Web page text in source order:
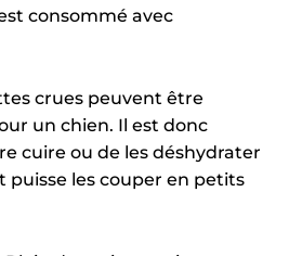
consommé avec
crues peuvent être
un chien. Il est donc
cuire ou de les déshydrater
puisse les couper en petits